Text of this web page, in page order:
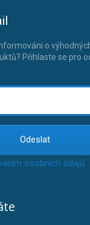
o
Přihlaste se pro
Odeslat
osobních údajů.